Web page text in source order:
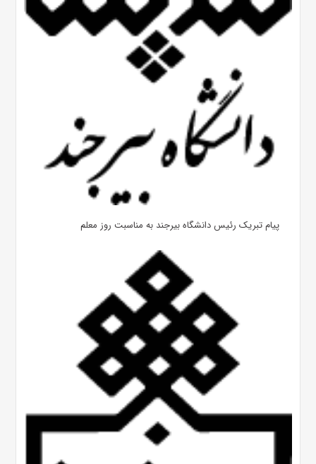
پیام تبریک رئیس دانشگاه بیرجند به مناسبت روز معلم